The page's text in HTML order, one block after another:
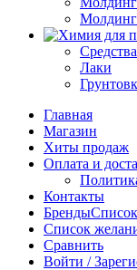
Лаки
Главная
Магазин
Хиты продаж
Оплата и
Контакты
Бренды
Список
Сравнить
Войти /